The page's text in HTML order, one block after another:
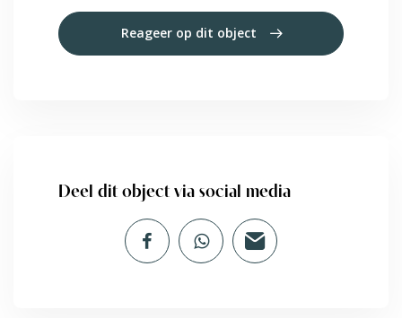
Reageer op dit object
Deel dit object via social media